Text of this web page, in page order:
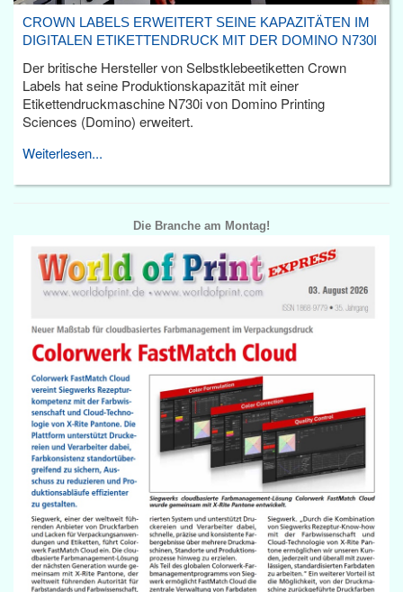
CROWN LABELS ERWEITERT SEINE KAPAZITÄTEN IM
DIGITALEN ETIKETTENDRUCK MIT DER DOMINO N730I
Der britische Hersteller von Selbstklebeetiketten Crown
Labels hat seine Produktionskapazität mit einer
Etikettendruckmaschine N730i von Domino Printing
Sciences (Domino) erweitert.
Weiterlesen...
Die Branche am Montag!